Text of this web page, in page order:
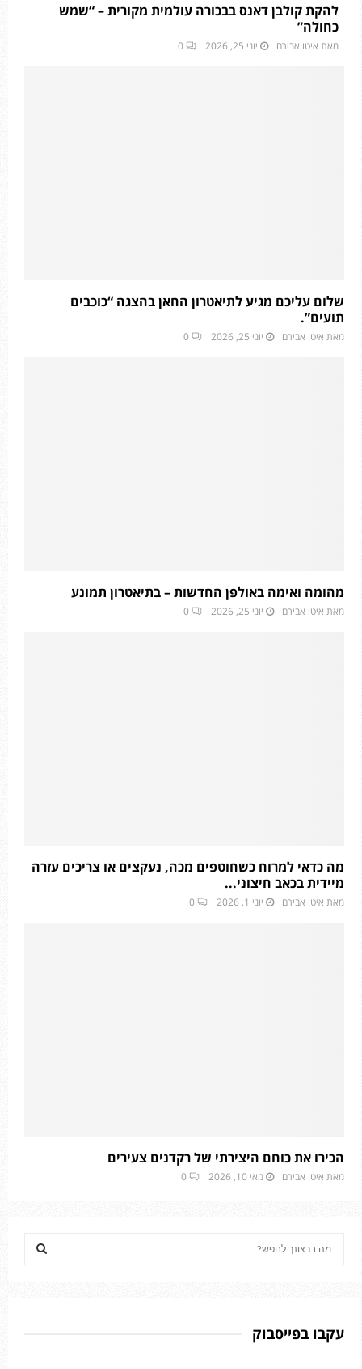
להקת קולבן דאנס בבכורה עולמית מקורית – “שמש
כחולה”
מאת איטו אבירם יוני 25, 2026 0
שלום עליכם מגיע לתיאטרון החאן בהצגה “כוכבים
תועים”.
מאת איטו אבירם יוני 25, 2026 0
מהומה ואימה באולפן החדשות – בתיאטרון תמונע
מאת איטו אבירם יוני 25, 2026 0
מה כדאי למרוח כשחוטפים מכה, נעקצים או צריכים עזרה
מיידית בכאב חיצוני...
מאת איטו אבירם יוני 1, 2026 0
הכירו את כוחם היצירתי של רקדנים צעירים
מאת איטו אבירם מאי 10, 2026 0
h
f
עקבו בפייסבוק